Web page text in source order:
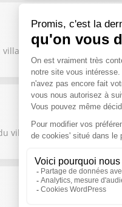
puisque la vente de
village car il en a marre